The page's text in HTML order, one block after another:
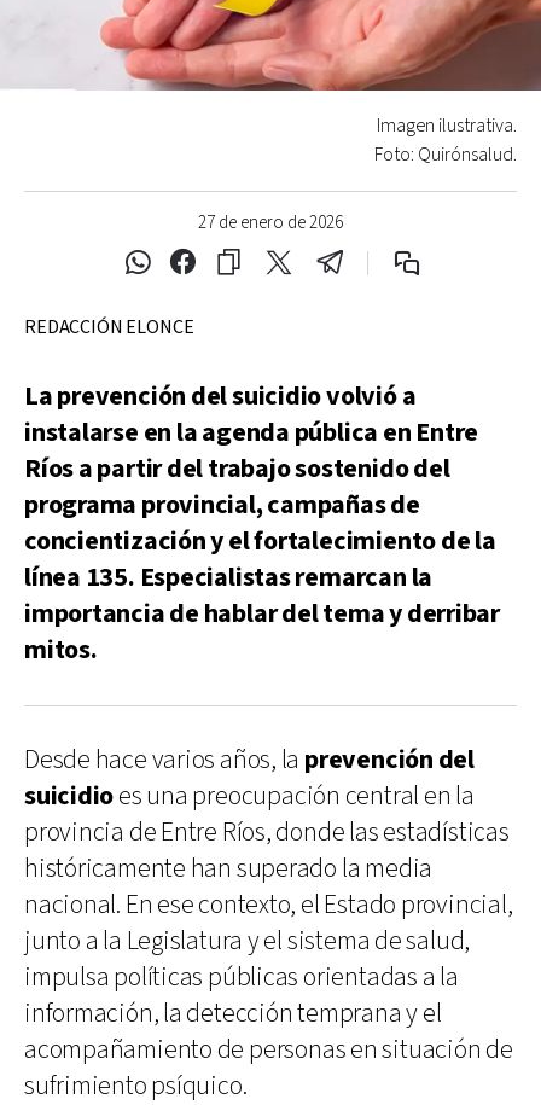
27 de enero de 2026
Imagen ilustrativa.
Foto: Quirónsalud.
REDACCIÓN ELONCE
La prevención del suicidio volvió a
instalarse en la agenda pública en Entre
Ríos a partir del trabajo sostenido del
programa provincial, campañas de
concientización y el fortalecimiento de la
línea 135. Especialistas remarcan la
importancia de hablar del tema y derribar
mitos.
Desde hace varios años, la prevención del
suicidioes una preocupación central en la
provincia de Entre Ríos, donde las estadísticas
históricamente han superado la media
nacional. En ese contexto, el Estado provincial,
junto a la Legislatura y el sistema de salud,
impulsa políticas públicas orientadas a la
información, la detección temprana y el
acompañamiento de personas en situación de
sufrimiento psíquico.